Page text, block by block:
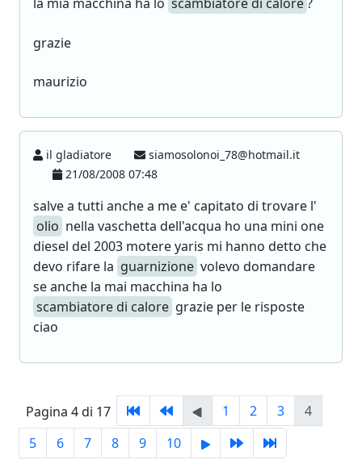
grazie
maurizio
il gladiatore
siamosolonoi_78@hotmail.it
21/08/2008 07:48
salve a tutti anche a me e' capitato di trovare l'
olio nella vaschetta dell'acqua ho una mini one
diesel del 2003 motere yaris mi hanno detto che
devo rifare la guarnizione volevo domandare
se anche la mai macchina ha lo
scambiatore di calore grazie per le risposte
ciao
Pagina 4 di 17 1 2 3
4
5
6 7 8 9 10